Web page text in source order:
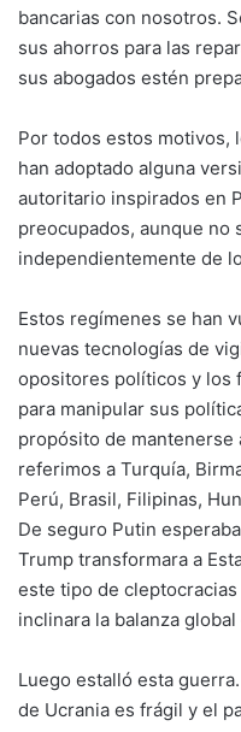
bancarias con nosotros.
sus ahorros para las
sus abogados estén
Por todos estos motivos,
han adoptado alguna
autoritario inspirados en
preocupados, aunque no
independientemente de
Estos regímenes se han
nuevas tecnologías de
opositores políticos y los
para manipular sus
propósito de mantenerse
referimos a Turquía,
Perú, Brasil, Filipinas,
De seguro Putin
Trump transformara a
este tipo de
inclinara la balanza
Luego estalló esta
de Ucrania es frágil y el